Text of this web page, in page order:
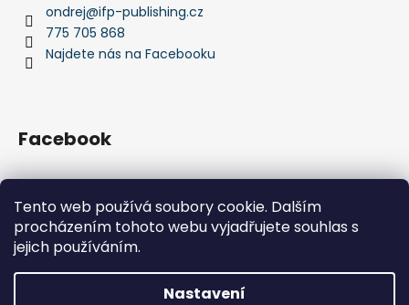
Tento web používá soubory cookie. Dalším
procházením tohoto webu vyjadřujete souhlas s
jejich používáním.
Nastavení
ondrej@ifp-publishing.cz
775 705 868
Najdete nás na Facebooku
Facebook
IFP Publishing Krása jachtingu